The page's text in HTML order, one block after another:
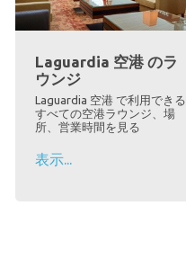
Laguardia 空港 のラ
ウンジ
Laguardia 空港 で利用できる
すべての空港ラウンジ、場
所、営業時間を見る
表示...